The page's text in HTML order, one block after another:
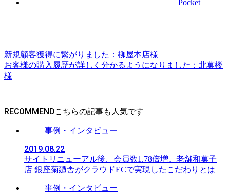
Pocket
新規顧客獲得に繋がりました：柳屋本店様
お客様の購入履歴が詳しく分かるようになりました：北菓楼
様
RECOMMEND
事例・インタビュー
2019.08.22
サイトリニューアル後、会員数1.78倍増。老舗和菓子
店 銀座菊廼舎がクラウドECで実現したこだわりとは
事例・インタビュー